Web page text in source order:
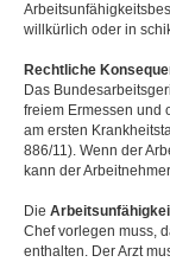
willkürlich oder in
Rechtliche
Das
freiem Ermessen und
am ersten
886/11). Wenn der
kann der
Die
Chef vorlegen muss,
enthalten. Der Arzt